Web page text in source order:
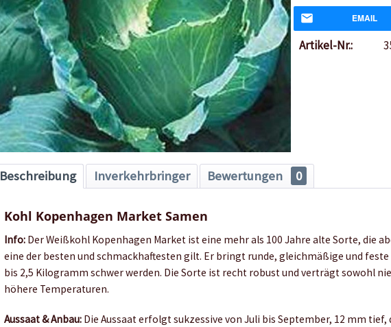
EMAIL
Artikel-Nr.:
Beschreibung Inverkehrbringer Bewertungen 0
Kohl Kopenhagen Market Samen
Info: Der Weißkohl Kopenhagen Market ist eine mehr als 100 Jahre alte Sorte, die
eine der besten und schmackhaftesten gilt. Er bringt runde, gleichmäßige und feste
bis 2,5 Kilogramm schwer werden. Die Sorte ist recht robust und verträgt sowohl
höhere Temperaturen.
Aussaat & Anbau: Die Aussaat erfolgt sukzessive von Juli bis September, 12 mm tief,